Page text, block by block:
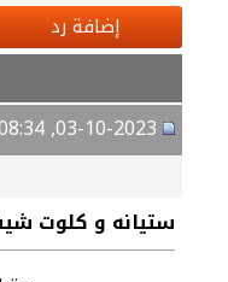
إضافة رد
ستيانه و كلوت